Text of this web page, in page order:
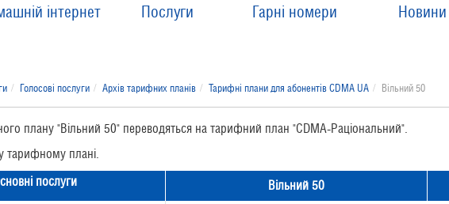
інтернет Послуги Гарні номери Новини
Голосові послуги Архів тарифних планів Тарифні плани для абонентів CDMA UA Вільний 50
плану "Вільний 50" переводяться на тарифний план "CDMA-Раціональний".
тарифному планi.
послуги
Вільний 50